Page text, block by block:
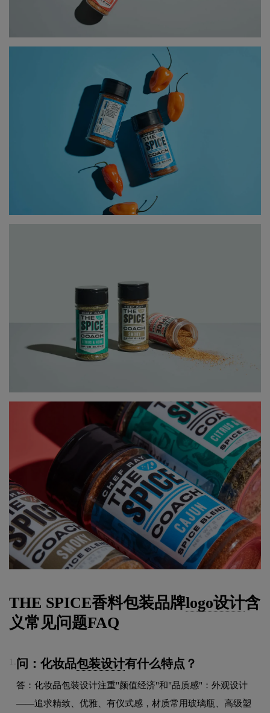
THE SPICE香料包装品牌logo设计含
义常见问题FAQ
问：化妆品包装设计有什么特点？
答：化妆品包装设计注重"颜值经济"和"品质感"：外观设计
——追求精致、优雅、有仪式感，材质常用玻璃瓶、高级塑